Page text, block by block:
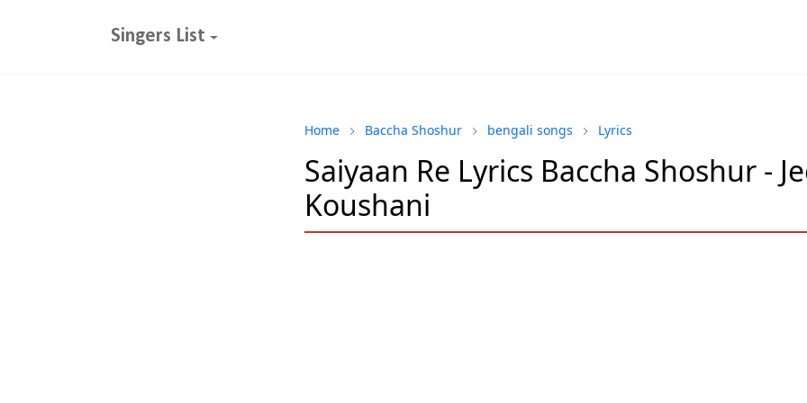
Singers List
Home Baccha Shoshur bengali songs Lyrics
Saiyaan Re Lyrics Baccha Shoshur -
Koushani